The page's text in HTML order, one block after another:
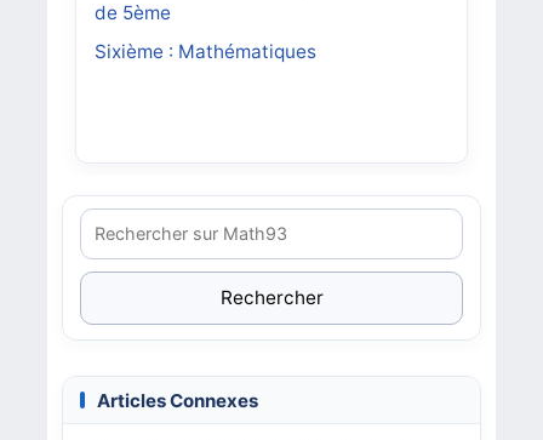
de 5ème
Sixième : Mathématiques
Rechercher
Articles Connexes